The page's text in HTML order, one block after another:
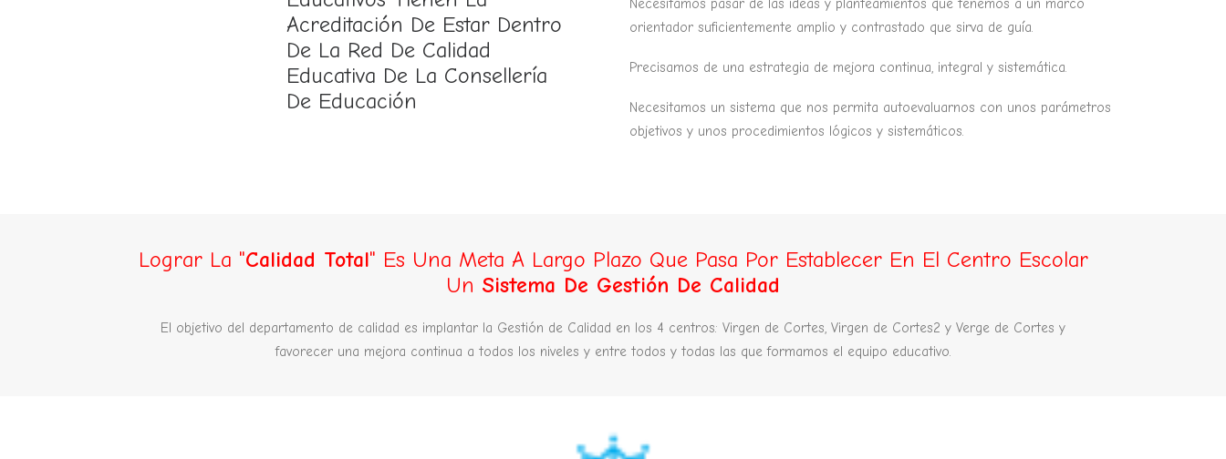
Acreditación De Estar Dentro
De La Red De Calidad
Educativa De La Consellería
De Educación
Necesitamos pasar de las ideas y planteamientos que tenemos a un marco
orientador suficientemente amplio y contrastado que sirva de guía.
Precisamos de una estrategia de mejora continua, integral y sistemática.
Necesitamos un sistema que nos permita autoevaluarnos con unos parámetros
objetivos y unos procedimientos lógicos y sistemáticos.
Lograr La "Calidad Total" Es Una Meta A Largo Plazo Que Pasa Por Establecer En El Centro Escolar
Un Sistema De Gestión De Calidad
El objetivo del departamento de calidad es implantar la Gestión de Calidad en los 4 centros: Virgen de Cortes, Virgen de Cortes2 y Verge de Cortes y
favorecer una mejora continua a todos los niveles y entre todos y todas las que formamos el equipo educativo.